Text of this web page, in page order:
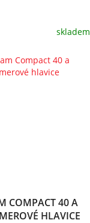
skladem
COMPACT 40 A
HLAVICE